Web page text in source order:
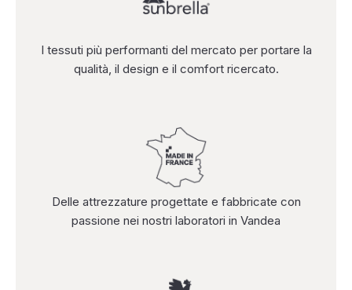
I tessuti più performanti del mercato per portare la
qualità, il design e il comfort ricercato.
Delle attrezzature progettate e fabbricate con
passione nei nostri laboratori in Vandea